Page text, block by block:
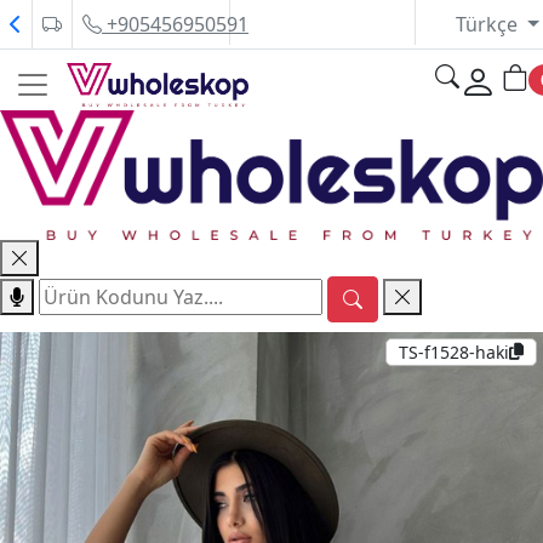
+905456950591 Türkçe
TS-f1528-haki